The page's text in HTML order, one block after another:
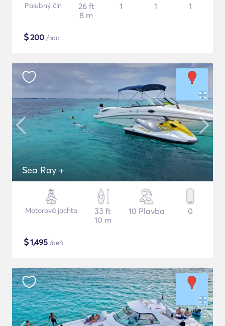
Palubný čln
26 ft
8 m
1 1 1
$200 /noc
Sea Ray +
Motorová jachta
33 ft
10 m
10 Plavba 0
$1,495 /deň